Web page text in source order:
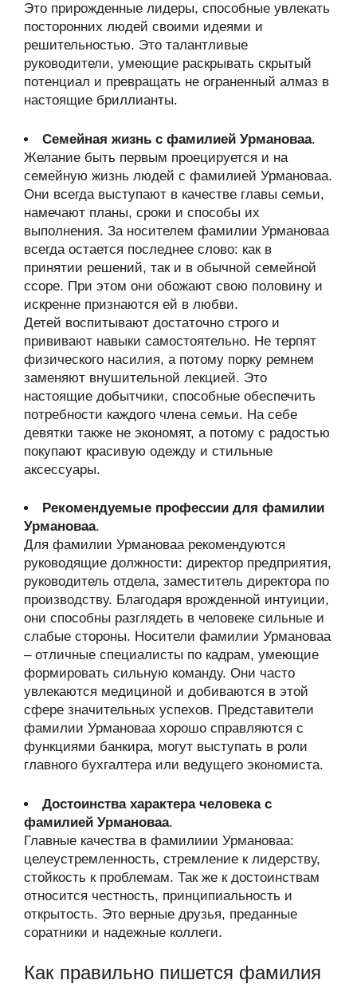
Это прирожденные лидеры, способные увлекать
посторонних людей своими идеями и
решительностью. Это талантливые
руководители, умеющие раскрывать скрытый
потенциал и превращать не ограненный алмаз в
настоящие бриллианты.
Семейная жизнь с фамилией Урмановаа.
Желание быть первым проецируется и на
семейную жизнь людей с фамилией Урмановаа.
Они всегда выступают в качестве главы семьи,
намечают планы, сроки и способы их
выполнения. За носителем фамилии Урмановаа
всегда остается последнее слово: как в
принятии решений, так и в обычной семейной
ссоре. При этом они обожают свою половину и
искренне признаются ей в любви.
Детей воспитывают достаточно строго и
прививают навыки самостоятельно. Не терпят
физического насилия, а потому порку ремнем
заменяют внушительной лекцией. Это
настоящие добытчики, способные обеспечить
потребности каждого члена семьи. На себе
девятки также не экономят, а потому с радостью
покупают красивую одежду и стильные
аксессуары.
Рекомендуемые профессии для фамилии
Урмановаа.
Для фамилии Урмановаа рекомендуются
руководящие должности: директор предприятия,
руководитель отдела, заместитель директора по
производству. Благодаря врожденной интуиции,
они способны разглядеть в человеке сильные и
слабые стороны. Носители фамилии Урмановаа
– отличные специалисты по кадрам, умеющие
формировать сильную команду. Они часто
увлекаются медициной и добиваются в этой
сфере значительных успехов. Представители
фамилии Урмановаа хорошо справляются с
функциями банкира, могут выступать в роли
главного бухгалтера или ведущего экономиста.
Достоинства характера человека с
фамилией Урмановаа.
Главные качества в фамилиии Урмановаа:
целеустремленность, стремление к лидерству,
стойкость к проблемам. Так же к достоинствам
относится честность, принципиальность и
открытость. Это верные друзья, преданные
соратники и надежные коллеги.
Как правильно пишется фамилия